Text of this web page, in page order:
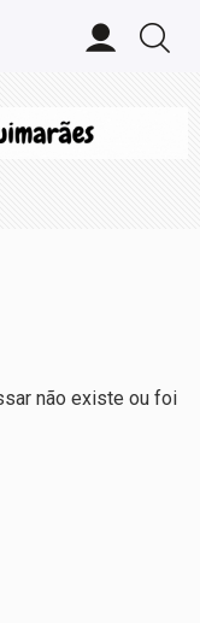
não existe ou foi